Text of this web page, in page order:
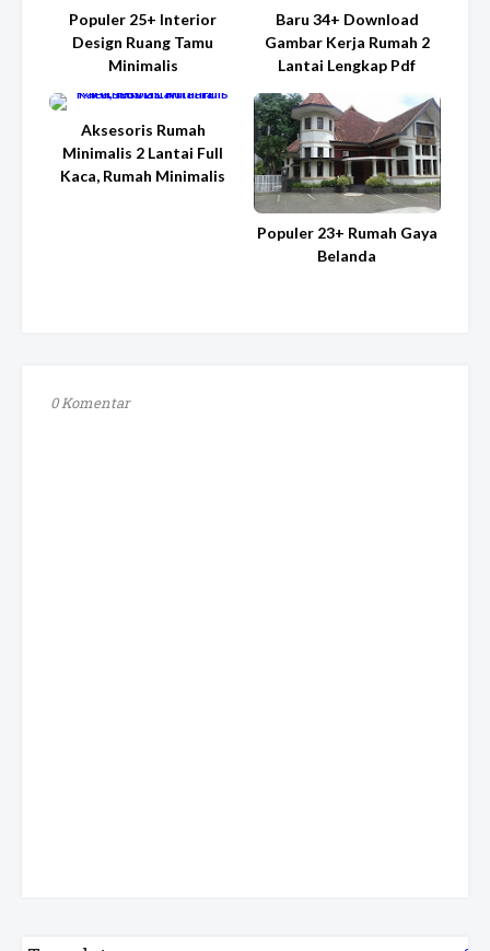
Populer 25+ Interior
Design Ruang Tamu
Minimalis
Baru 34+ Download
Gambar Kerja Rumah 2
Lantai Lengkap Pdf
Aksesoris Rumah
Minimalis 2 Lantai Full
Kaca, Rumah Minimalis
Populer 23+ Rumah Gaya
Belanda
0 Komentar